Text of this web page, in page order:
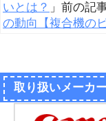
いとは？ 」前の
の動向【複合機の
取り扱いメーカ